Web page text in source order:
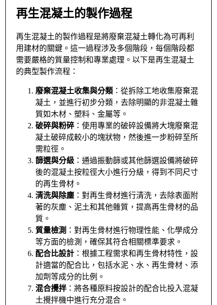
再生混凝土的製作過程
再生混凝土的製作過程是將廢棄混凝土轉化為可再利
用建材的關鍵。這一過程涉及多個階段，每個階段都
需要嚴格的質量控制和專業處理。以下是再生混凝土
的典型製作流程：
廢棄混凝土收集與分類 ：從拆除工地收集廢棄混
凝土，並進行初步分類，去除明顯的非混凝土雜
質如木材、塑料、金屬等。
破碎與粉碎 ：使用專業的破碎設備將大塊廢棄混
凝土破碎成較小的塊狀物，然後進一步粉碎至所
需粒徑。
篩選與分級 ：通過振動篩或其他篩選設備將破碎
後的混凝土按粒徑大小進行分級，得到不同尺寸
的再生骨材。
清洗與除塵 ：對再生骨材進行清洗，去除表面附
著的灰塵、泥土和其他雜質，提高再生骨材的品
質。
質量檢測 ：對再生骨材進行物理性能、化學成分
等方面的檢測，確保其符合相關標準要求。
配合比設計 ：根據工程需求和再生骨材特性，設
計適當的配合比，包括水泥、水、再生骨材、添
加劑等成分的比例。
混合攪拌 ：將各種原料按設計的配合比投入混凝
土攪拌機中進行充分混合。